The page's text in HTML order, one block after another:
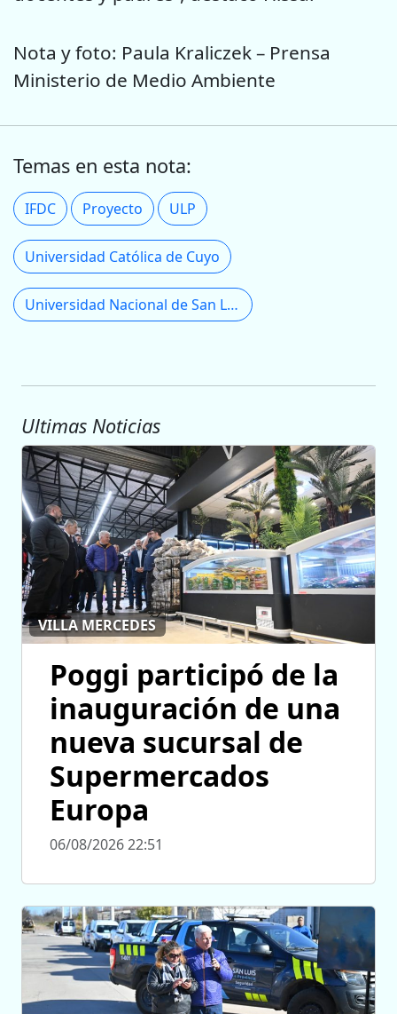
Nota y foto: Paula Kraliczek – Prensa
Ministerio de Medio Ambiente
Temas en esta nota:
IFDC Proyecto ULP
Universidad Católica de Cuyo
Universidad Nacional de San Luis
Ultimas Noticias
VILLA MERCEDES
Poggi participó de la
inauguración de una
nueva sucursal de
Supermercados
Europa
06/08/2026 22:51